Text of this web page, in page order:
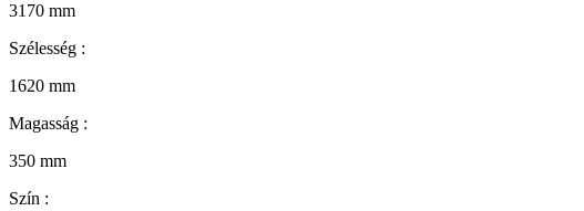
3170 mm
Szélesség :
1620 mm
Magasság :
350 mm
Szín :